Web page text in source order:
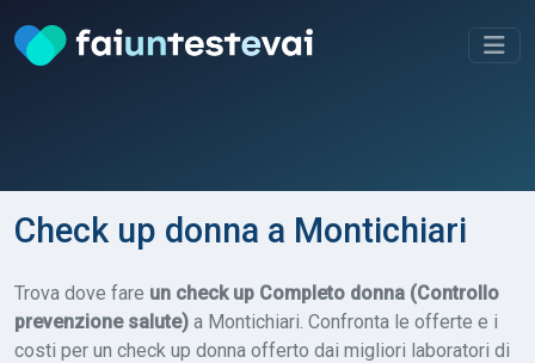
Check up donna a Montichiari
Trova dove fare un check up Completo donna (Controllo
prevenzione salute) a Montichiari. Confronta le offerte e i
costi per un check up donna offerto dai migliori laboratori di